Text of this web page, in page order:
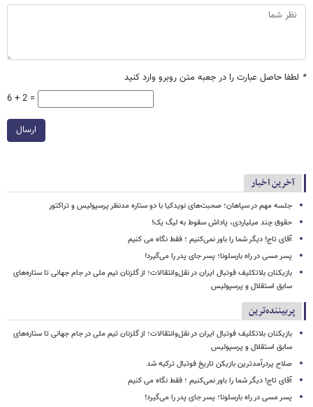
* لطفا حاصل عبارت را در جعبه متن روبرو وارد کنید
6 + 2 =
ارسال
آخرین اخبار
جلسه مهم در سپاهان؛ صحبت‌های نویدکیا با دو ستاره مدنظر پرسپولیس و تراکتور
حقوق چند میلیاردی، پاداش سقوط به لیگ یک!
آقای تاج! دیگر شما را باور نمی‌کنیم ؛ فقط نگاه می کنیم
پسر مسی در راه بارسلونا؛ پسر جای پدر را می‌گیرد!
بازیکنان بلاتکلیف فوتبال ایران در نقل‌وانتقالات؛ از گلزنان تیم ملی در جام جهانی تا ستاره‌های
سابق استقلال و پرسپولیس
پربیننده‌ترین
بازیکنان بلاتکلیف فوتبال ایران در نقل‌وانتقالات؛ از گلزنان تیم ملی در جام جهانی تا ستاره‌های
سابق استقلال و پرسپولیس
صلاح پردرآمدترین بازیکن تاریخ فوتبال ترکیه شد
آقای تاج! دیگر شما را باور نمی‌کنیم ؛ فقط نگاه می کنیم
پسر مسی در راه بارسلونا؛ پسر جای پدر را می‌گیرد!